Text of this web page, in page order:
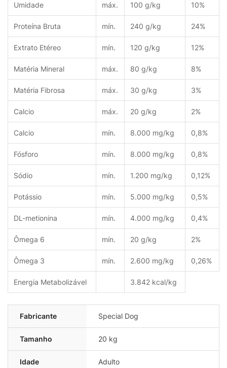
Umidade máx. 100 g/kg 10%
Proteína Bruta mín. 240 g/kg 24%
Extrato Etéreo mín. 120 g/kg 12%
Matéria Mineral máx. 80 g/kg 8%
Matéria Fibrosa máx. 30 g/kg 3%
Calcio máx. 20 g/kg 2%
Calcio mín. 8.000 mg/kg 0,8%
Fósforo mín. 8.000 mg/kg 0,8%
Sódio mín. 1.200 mg/kg 0,12%
Potássio mín. 5.000 mg/kg 0,5%
DL-metionina mín. 4.000 mg/kg 0,4%
Ômega 6 mín. 20 g/kg 2%
Ômega 3 mín. 2.600 mg/kg 0,26%
Energia Metabolizável 3.842 kcal/kg
Fabricante Special Dog
Tamanho 20 kg
Idade Adulto